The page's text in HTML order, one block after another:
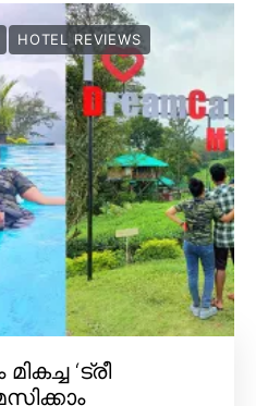
HOTEL REVIEWS
‘ട്രീ